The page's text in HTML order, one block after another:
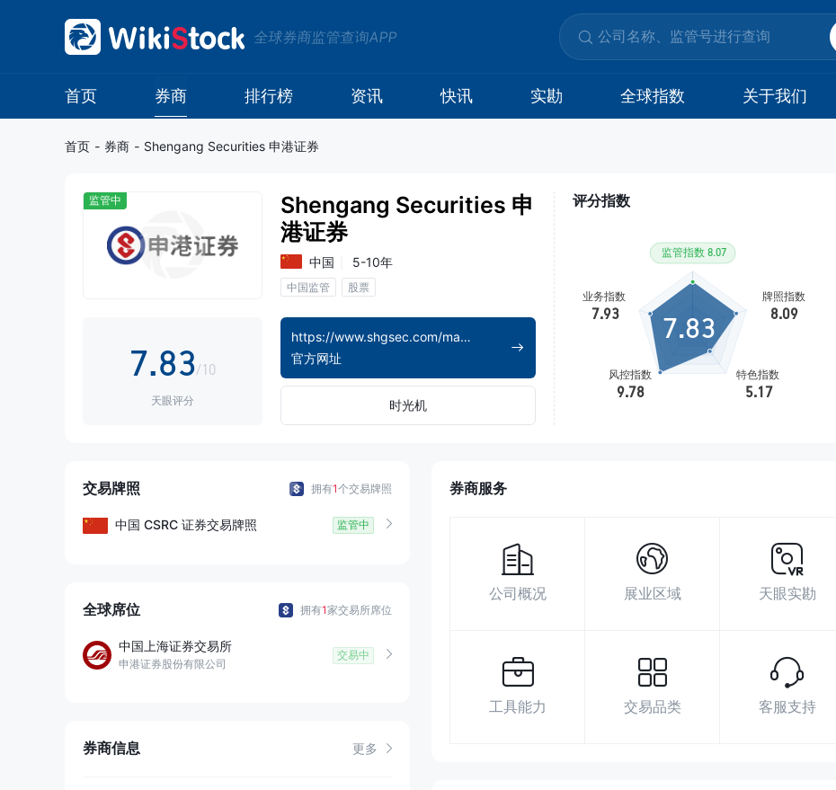
全球券商监管查询APP
首页 券商 排行榜 资讯 快讯 实勘 全球指数 关于我们
首页 - 券商 - Shengang Securities 申港证券
监管中
0
2
4
5
7.
0
1
2
3
5
8
9
0
3
4
7
/10
天眼评分
Shengang Securities 申
港证券
中国 5-10年
中国监管 股票
https://www.shgsec.com/main/home/index.shtml
官方网址
时光机
评分指数
7.83
交易牌照 拥有1个交易牌照
中国 CSRC 证券交易牌照 监管中
全球席位 拥有1家交易所席位
中国上海证券交易所
申港证券股份有限公司
交易中
券商信息 更多
券商服务
公司概况 展业区域 天眼实勘
工具能力 交易品类 客服支持